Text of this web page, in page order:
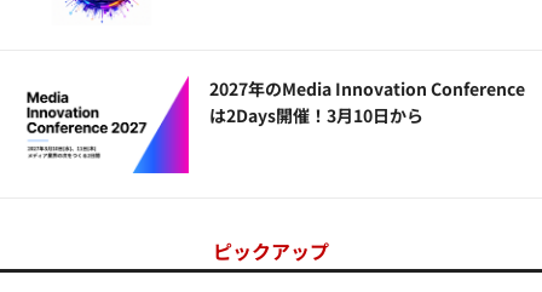
2027年のMedia Innovation Conference
は2Days開催！3月10日から
ピックアップ